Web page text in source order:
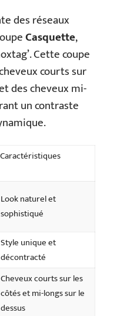
des réseaux
Casquette,
Cette coupe
courts sur
des cheveux mi-
un contraste
Caractéristiques
Look naturel et
sophistiqué
Style unique et
décontracté
Cheveux courts sur les
côtés et mi-longs sur le
dessus